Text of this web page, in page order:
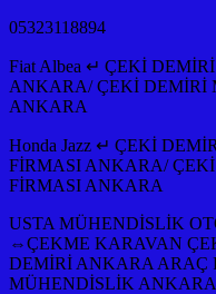
05323118894
Fiat Albea ↵ ÇEKİ
ANKARA/ ÇEKİ DEMİRİ
ANKARA
Honda Jazz ↵ ÇEKİ
FİRMASI ANKARA/
FİRMASI ANKARA
USTA MÜHENDİSLİK
⇔ÇEKME KARAVAN
DEMİRİ ANKARA ARAÇ
MÜHENDİSLİK ANKARA